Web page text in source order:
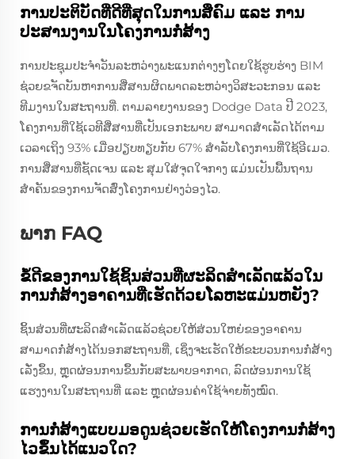
ການປະຕິບັດທີ່ດີທີ່ສຸດໃນການສື່ຄົມ ແລະ ການ
ປະສານງານໃນໂຄງການກໍ່ສ້າງ
ການປະຊຸມປະຈຳວັນລະຫວ່າງພະແນກຕ່າງໆໂດຍໃຊ້ຮູບຮ່າງ BIM
ຊ່ວຍຂຈັດບັນຫາການສື່ສານຜິດພາດລະຫວ່າງວິສະວະກອນ ແລະ
ທີມງານໃນສະຖານທີ່. ຕາມລາຍງານຂອງ Dodge Data ປີ 2023,
ໂຄງການທີ່ໃຊ້ເວທີສື່ສານທີ່ເປັນເອກະພາບ ສາມາດສຳເລັດໄດ້ຕາມ
ເວລາເຖິງ 93% ເມື່ອປຽບທຽບກັບ 67% ສຳລັບໂຄງການທີ່ໃຊ້ອີເມວ.
ການສື່ສານທີ່ຊັດເຈນ ແລະ ສຸມໃສ່ຈຸດໃຈກາງ ແມ່ນເປັນພື້ນຖານ
ສຳຄັນຂອງການຈັດສົ່ງໂຄງການຢ່າງວ່ອງໄວ.
ພາກ FAQ
ຂໍ້ດີຂອງການໃຊ້ຊິ້ນສ່ວນທີ່ຜະລິດສຳເລັດແລ້ວໃນ
ການກໍ່ສ້າງອາຄານທີ່ເຮັດດ້ວຍໂລຫະແມ່ນຫຍັງ?
ຊິ້ນສ່ວນທີ່ຜະລິດສຳເລັດແລ້ວຊ່ວຍໃຫ້ສ່ວນໃຫຍ່ຂອງອາຄານ
ສາມາດກໍ່ສ້າງໄດ້ນອກສະຖານທີ່, ເຊິ່ງຈະເຮັດໃຫ້ຂະບວນການກໍ່ສ້າງ
ເລັ່ງຂຶ້ນ, ຫຼຸດຜ່ອນການຂຶ້ນກັບສະພາບອາກາດ, ລົດຜ່ອນການໃຊ້
ແຮງງານໃນສະຖານທີ່ ແລະ ຫຼຸດຜ່ອນຄ່າໃຊ້ຈ່າຍທັງໝົດ.
ການກໍ່ສ້າງແບບມອດູນຊ່ວຍເຮັດໃຫ້ໂຄງການກໍ່ສ້າງ
ໄວຂຶ້ນໄດ້ແນວໃດ?